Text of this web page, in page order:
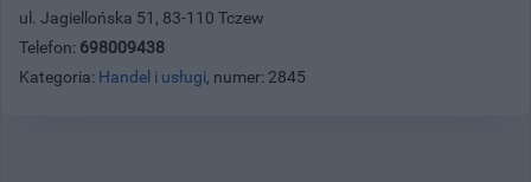
ul. Jagiellońska 51, 83-110 Tczew
Telefon: 698009438
Kategoria: Handel i usługi, numer: 2845